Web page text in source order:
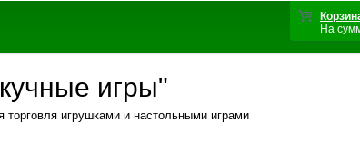
На
игры"
торговля игрушками и настольными играми